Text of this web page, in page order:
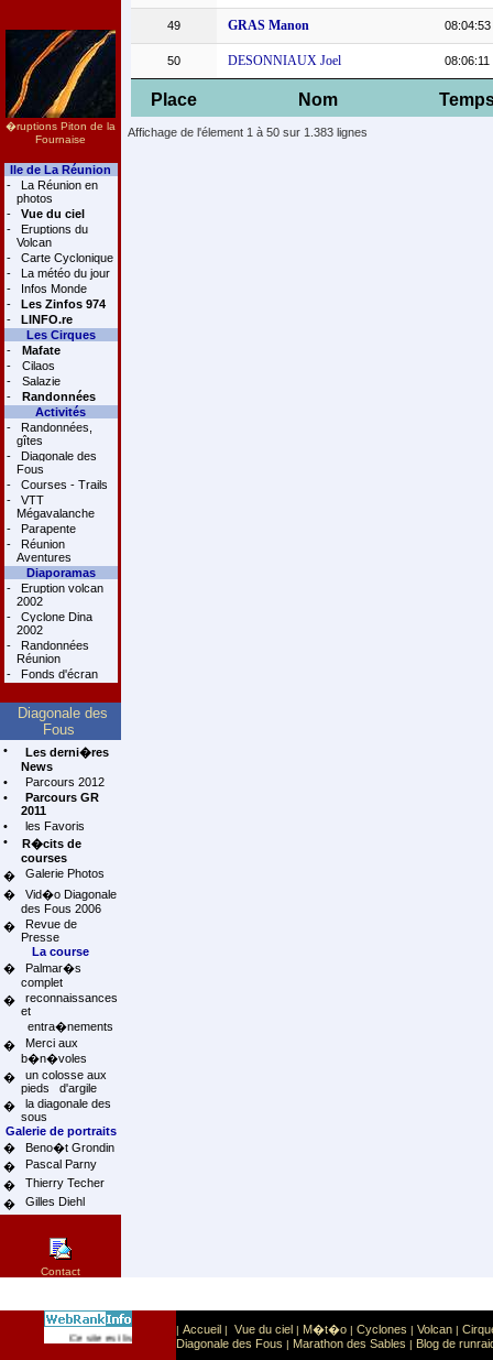
�ruptions Piton de la
Fournaise
Ile de La Réunion
-
La Réunion en
photos
-
Vue du ciel
-
Eruptions du
Volcan
-
Carte Cyclonique
-
La météo du jour
-
Infos Monde
-
Les Zinfos 974
-
LINFO.re
Les Cirques
-
Mafate
-
Cilaos
-
Salazie
-
Randonnées
Activités
-
Randonnées,
gîtes
-
Diagonale des
Fous
-
Courses - Trails
-
VTT
Mégavalanche
-
Parapente
-
Réunion
Aventures
Diaporamas
-
Eruption volcan
2002
-
Cyclone Dina
2002
-
Randonnées
Réunion
-
Fonds d'écran
Diagonale des
Fous
•
Les derni�res
News
•
Parcours 2012
•
Parcours GR
2011
•
les Favoris
•
R�cits de
courses
�
Galerie Photos
�
Vid�o Diagonale
des Fous 2006
�
Revue de
Presse
La course
�
Palmar�s
complet
�
reconnaissances
et
entra�nements
�
Merci aux
b�n�voles
�
un colosse aux
pieds d'argile
�
la diagonale des
sous
Galerie de portraits
�
Beno�t Grondin
�
Pascal Parny
�
Thierry Techer
�
Gilles Diehl
Contact
Place Nom
49 GRAS Manon 08:04:53
50 DESONNIAUX Joel 08:06:11
Affichage de l'élement 1 à 50 sur 1.383 lignes
Ce site est list� dans la cat�gorie Sport: Sports extr�mes
| Accueil | Vue du ciel | M�t�o | Cyclones | Volcan |
Diagonale des Fous | Marathon des Sables | Blog de